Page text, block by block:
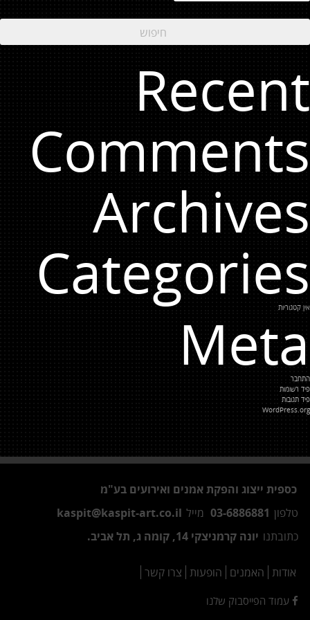
Recent
Comments
Archives
Categories
אין קטגוריות
Meta
התחבר
פיד רשומות
פיד תגובות
WordPress.org
כספית ייצוג והפקת אמנים ואירועים בע"מ
טלפון 03-6886881 מייל kaspit@kaspit-art.co.il
כתובתנו יונה קרמניצקי 14, קומה ג, תל אביב.
אודות האמנים הופעות צרו קשר
עמוד הפייסבוק שלנו